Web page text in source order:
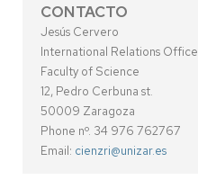
CONTACTO
Jesús Cervero
International Relations Office
Faculty of Science
12, Pedro Cerbuna st.
50009 Zaragoza
Phone nº. 34 976 762767
Email: cienzri@unizar.es